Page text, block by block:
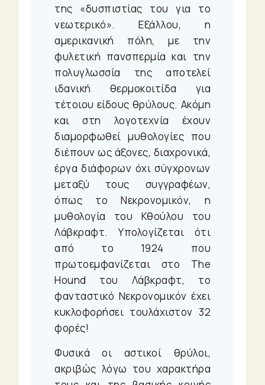
της «δυσπιστίας του για το
νεωτερικό». Εξάλλου, η
αμερικανική πόλη, με την
φυλετική πανσπερμία και την
πολυγλωσσία της αποτελεί
ιδανική θερμοκοιτίδα για
τέτοιου είδους θρύλους. Ακόμη
και στη λογοτεχνία έχουν
διαμορφωθεί μυθολογίες που
διέπουν ως άξονες, διαχρονικά,
έργα διάφορων όχι σύγχρονων
μεταξύ τους συγγραφέων,
όπως το Νεκρονομικόν, η
μυθολογία του Κθούλου του
Λάβκραφτ. Υπολογίζεται ότι
από το 1924 που
πρωτοεμφανίζεται στο The
Hound του Λάβκραφτ, το
φανταστικό Νεκρονομικόν έχει
κυκλοφορήσει τουλάχιστον 32
φορές!
Φυσικά οι αστικοί θρύλοι,
ακριβώς λόγω του χαρακτήρα